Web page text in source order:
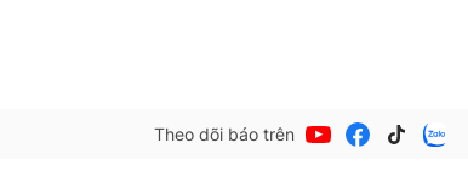
Theo dõi báo trên